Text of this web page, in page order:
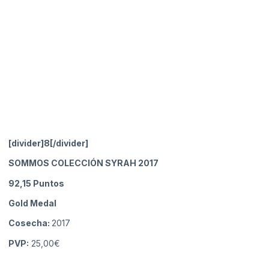
[divider]8[/divider]
SOMMOS COLECCIÓN SYRAH 2017
92,15 Puntos
Gold Medal
Cosecha: 2017
PVP: 25,00€